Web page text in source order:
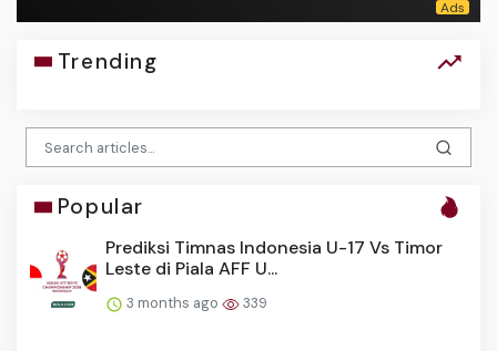
Trending
Popular
Prediksi Timnas Indonesia U-17 Vs Timor
Leste di Piala AFF U...
3 months ago 339